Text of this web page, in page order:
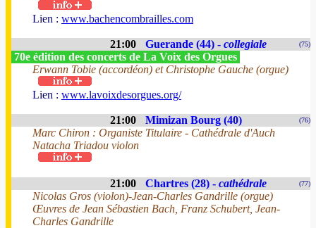
Lien : www.bachencombrailles.com
21:00 Guerande (44) - collegiale (75)
70e édition des concerts de La Voix des Orgues
Erwann Tobie (accordéon) et Christophe Gauche (orgue)
Lien : www.lavoixdesorgues.org/
21:00 Mimizan Bourg (40) (76)
Marc Chiron : Organiste Titulaire - Cathédrale d'Auch
Natacha Triadou violon
21:00 Chartres (28) - cathédrale (77)
Nicolas Gros (violon)-Jean-Charles Gandrille (orgue)
Œuvres de Jean Sébastien Bach, Franz Schubert, Jean-
Charles Gandrille